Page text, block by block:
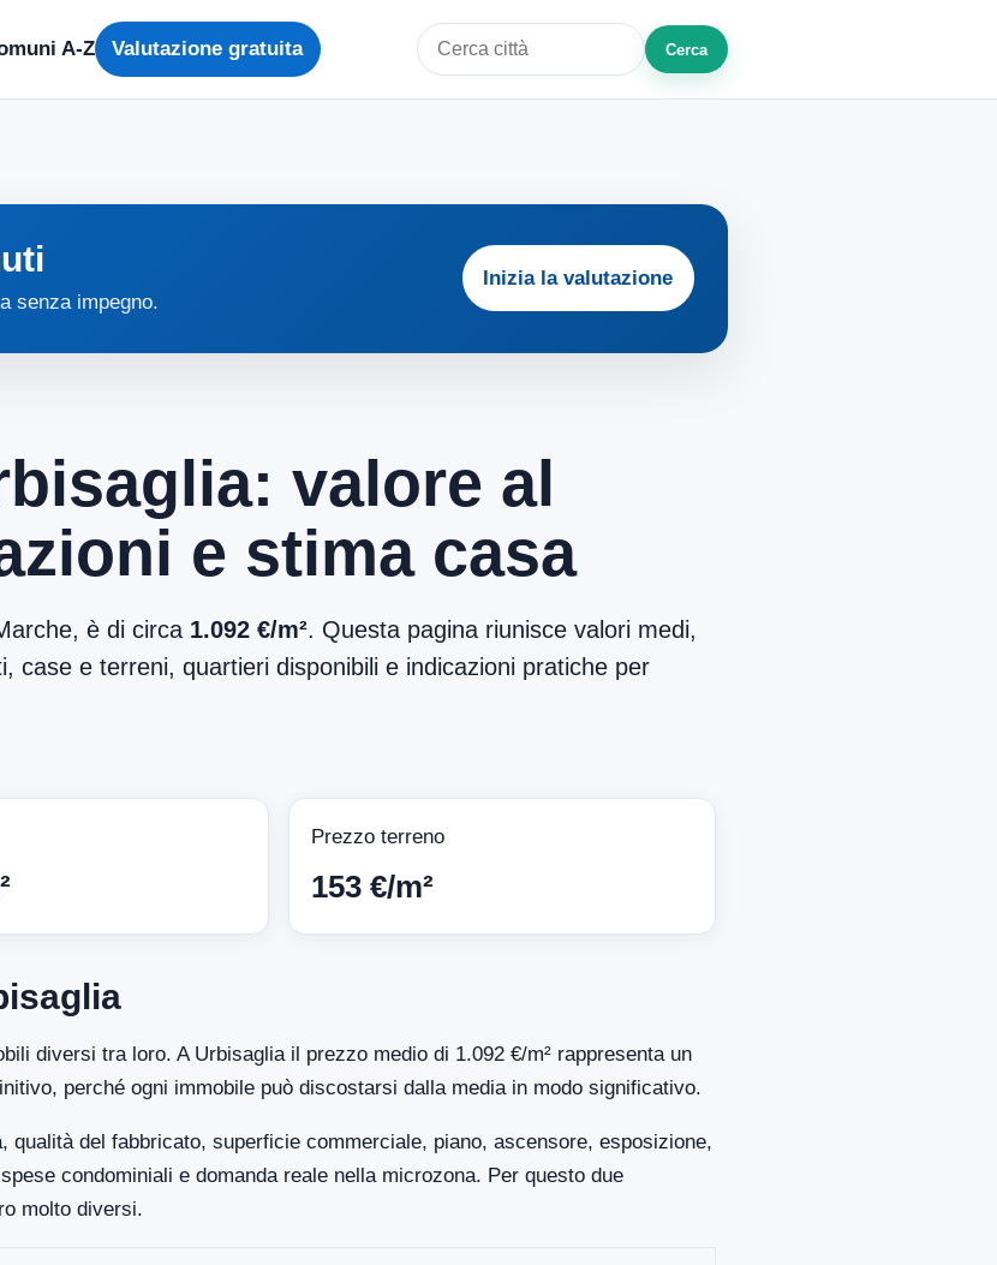
A-Z Valutazione gratuita
Cerca città o zona
Cerca
senza impegno.
Inizia la valutazione
valore al
e stima casa
è di circa 1.092 €/m². Questa pagina riunisce valori medi,
e terreni, quartieri disponibili e indicazioni pratiche per
Prezzo terreno
153 €/m²
diversi tra loro. A Urbisaglia il prezzo medio di 1.092 €/m² rappresenta un
perché ogni immobile può discostarsi dalla media in modo significativo.
del fabbricato, superficie commerciale, piano, ascensore, esposizione,
condominiali e domanda reale nella microzona. Per questo due
molto diversi.